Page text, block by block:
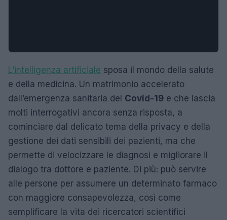
L’intelligenza artificiale sposa il mondo della salute
e della medicina. Un matrimonio accelerato
dall’emergenza sanitaria del Covid-19 e che lascia
molti interrogativi ancora senza risposta, a
cominciare dal delicato tema della privacy e della
gestione dei dati sensibili dei pazienti, ma che
permette di velocizzare le diagnosi e migliorare il
dialogo tra dottore e paziente. Di più: può servire
alle persone per assumere un determinato farmaco
con maggiore consapevolezza, così come
semplificare la vita dei ricercatori scientifici